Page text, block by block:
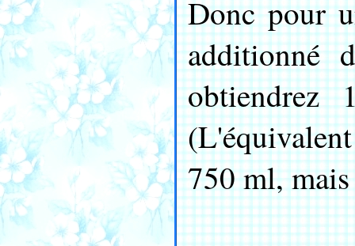
Donc pour
additionné
750 ml,